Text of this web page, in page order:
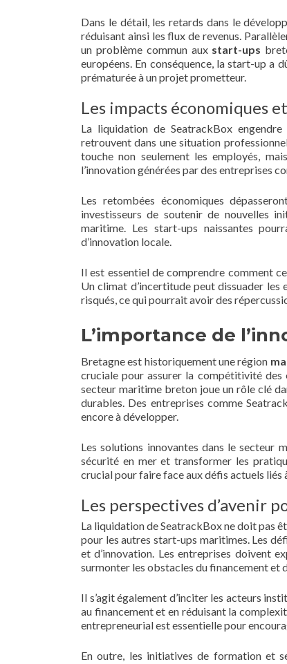
Dans le détail, les retards dans le
réduisant ainsi les flux de revenus.
un problème commun aux start-ups
européens. En conséquence, la start-up a
prématurée à un projet prometteur.
Les impacts économiques
La liquidation de SeatrackBox
retrouvent dans une situation
touche non seulement les employés,
l’innovation générées par des entreprises
Les retombées économiques
investisseurs de soutenir de nouvelles
maritime. Les start-ups naissantes
d’innovation locale.
Il est essentiel de comprendre comment
Un climat d’incertitude peut dissuader les
risqués, ce qui pourrait avoir des
L’importance de
Bretagne est historiquement une région
cruciale pour assurer la compétitivité des
secteur maritime breton joue un rôle clé
durables. Des entreprises comme
encore à développer.
Les solutions innovantes dans le secteur
sécurité en mer et transformer les
crucial pour faire face aux défis actuels
Les perspectives d’avenir
La liquidation de SeatrackBox ne doit pas
pour les autres start-ups maritimes. Les
et d’innovation. Les entreprises doivent
surmonter les obstacles du financement et
Il s’agit également d’inciter les acteurs
au financement et en réduisant la
entrepreneurial est essentielle pour
En outre, les initiatives de formation et